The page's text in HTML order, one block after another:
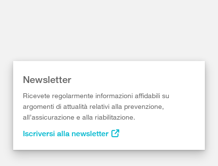
Newsletter
Ricevete regolarmente informazioni affidabili su
argomenti di attualità relativi alla prevenzione,
all’assicurazione e alla riabilitazione.
Iscriversi alla newsletter